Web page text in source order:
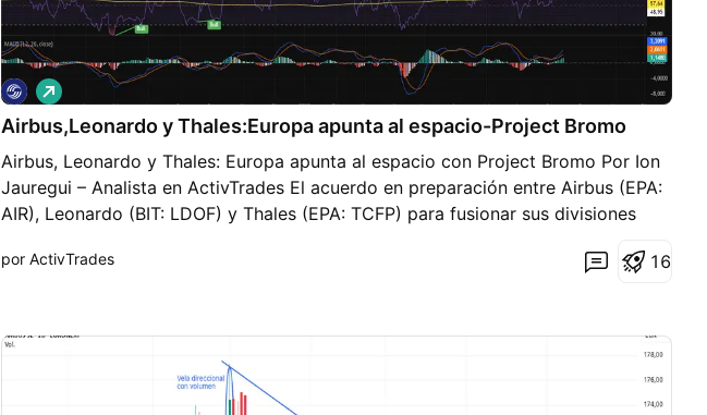
Airbus,Leonardo y Thales:Europa apunta al espacio-Project Bromo
Airbus, Leonardo y Thales: Europa apunta al espacio con Project Bromo Por Ion
Jauregui – Analista en ActivTrades El acuerdo en preparación entre Airbus (EPA:
AIR), Leonardo (BIT: LDOF) y Thales (EPA: TCFP) para fusionar sus divisiones
alcance para el sector aeroespacial europeo. El objetivo es plantar cara a
en defensa y espacio, este paso ampliaría su diversificación más allá de la
aviación comercial, consolidando su papel como referencia en satélites y
comunicaciones seguras. Leonardo se beneficiaría al ampliar su presencia en un
L
a
r
o
por ActivTrades 1 6